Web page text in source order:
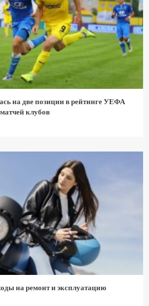
на две позиции в рейтинге УЕФА
клубов
на ремонт и эксплуатацию